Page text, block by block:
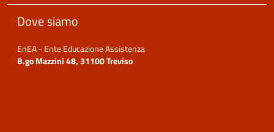
Dove siamo
EnEA - Ente Educazione Assistenza
B.go Mazzini 48, 31100 Treviso